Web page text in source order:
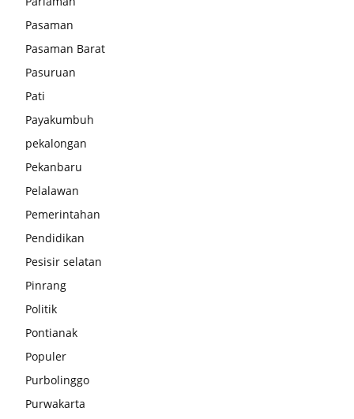
Pasaman
Pasaman Barat
Pasuruan
Pati
Payakumbuh
pekalongan
Pekanbaru
Pelalawan
Pemerintahan
Pendidikan
Pesisir selatan
Pinrang
Politik
Pontianak
Populer
Purbolinggo
Purwakarta